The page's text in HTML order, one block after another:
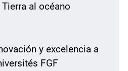
al océano
y excelencia a
FGF